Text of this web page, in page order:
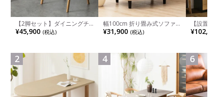
【2脚セット】ダイニングチ
ェア 木製 LUGA 肘付き チェ
ア 天然木 リビング椅子 板座
ュラル ブラウン 完成品
¥45,900 (税込)
2
幅100cm 折り畳み式ソファ
ベッド コンパクト リクライ
ニング カウチスタイル 省ス
¥31,900 (税込)
4
【設置
チンカウ
板 引き出
れ ウッデ
ル グレー
6